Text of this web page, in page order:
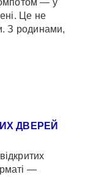
— у
Це не
З родинами,
ДВЕРЕЙ
—